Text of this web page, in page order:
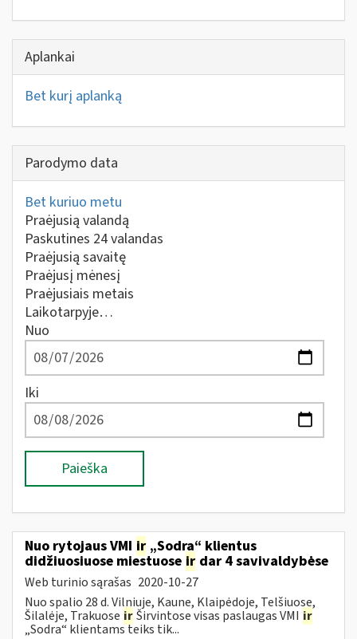
Aplankai
Bet kurį aplanką
Parodymo data
Bet kuriuo metu
Praėjusią valandą
Paskutines 24 valandas
Praėjusią savaitę
Praėjusį mėnesį
Praėjusiais metais
Laikotarpyje…
Nuo
Iki
Paieška
Nuo rytojaus VMI ir „Sodra“ klientus
didžiuosiuose miestuose ir dar 4 savivaldybėse
Web turinio sąrašas 2020-10-27
Nuo spalio 28 d. Vilniuje, Kaune, Klaipėdoje, Telšiuose,
Šilalėje, Trakuose irŠirvintose visas paslaugas VMI ir
„Sodra“ klientams teiks tik...